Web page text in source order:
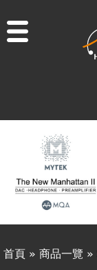
商品一覽
二手專區
視聽專欄
購物須知
首頁 » 商品一覽 »